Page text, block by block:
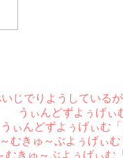
いじでりようしている
うぃんどずよぅげぃ
うぃんどずよぅげぃむ「
むきゅ～ぶよぅげぃむ
むきゅ～ぶよぅげぃむ